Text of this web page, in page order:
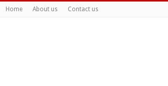
Home About us Contact us